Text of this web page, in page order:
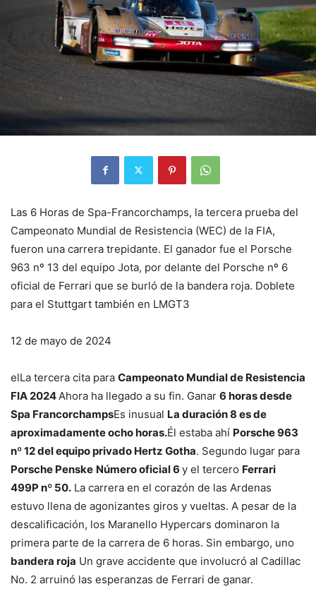
Las 6 Horas de Spa-Francorchamps, la tercera prueba del
Campeonato Mundial de Resistencia (WEC) de la FIA,
fueron una carrera trepidante. El ganador fue el Porsche
963 nº 13 del equipo Jota, por delante del Porsche nº 6
oficial de Ferrari que se burló de la bandera roja. Doblete
para el Stuttgart también en LMGT3
12 de mayo de 2024
elLa tercera cita para Campeonato Mundial de Resistencia
FIA 2024Ahora ha llegado a su fin. Ganar 6 horas desde
Spa FrancorchampsEs inusual La duración 8 es de
aproximadamente ocho horas.Él estaba ahí Porsche 963
nº 12 del equipo privado Hertz Gotha. Segundo lugar para
Porsche Penske Número oficial 6 y el tercero Ferrari
499P nº 50. La carrera en el corazón de las Ardenas
estuvo llena de agonizantes giros y vueltas. A pesar de la
descalificación, los Maranello Hypercars dominaron la
primera parte de la carrera de 6 horas. Sin embargo, uno
bandera roja Un grave accidente que involucró al Cadillac
No. 2 arruinó las esperanzas de Ferrari de ganar.